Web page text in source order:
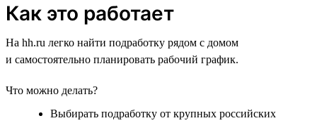
Как это работает
На hh.ru легко найти подработку рядом с домом
и самостоятельно планировать рабочий график.
Что можно делать?
Выбирать подработку от крупных российских